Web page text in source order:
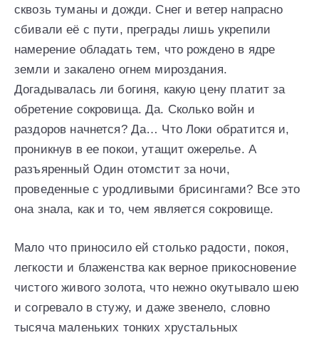
сквозь туманы и дожди. Снег и ветер напрасно
сбивали её с пути, преграды лишь укрепили
намерение обладать тем, что рождено в ядре
земли и закалено огнем мироздания.
Догадывалась ли богиня, какую цену платит за
обретение сокровища. Да. Сколько войн и
раздоров начнется? Да… Что Локи обратится и,
проникнув в ее покои, утащит ожерелье. А
разъяренный Один отомстит за ночи,
проведенные с уродливыми брисингами? Все это
она знала, как и то, чем является сокровище.
Мало что приносило ей столько радости, покоя,
легкости и блаженства как верное прикосновение
чистого живого золота, что нежно окутывало шею
и согревало в стужу, и даже звенело, словно
тысяча маленьких тонких хрустальных